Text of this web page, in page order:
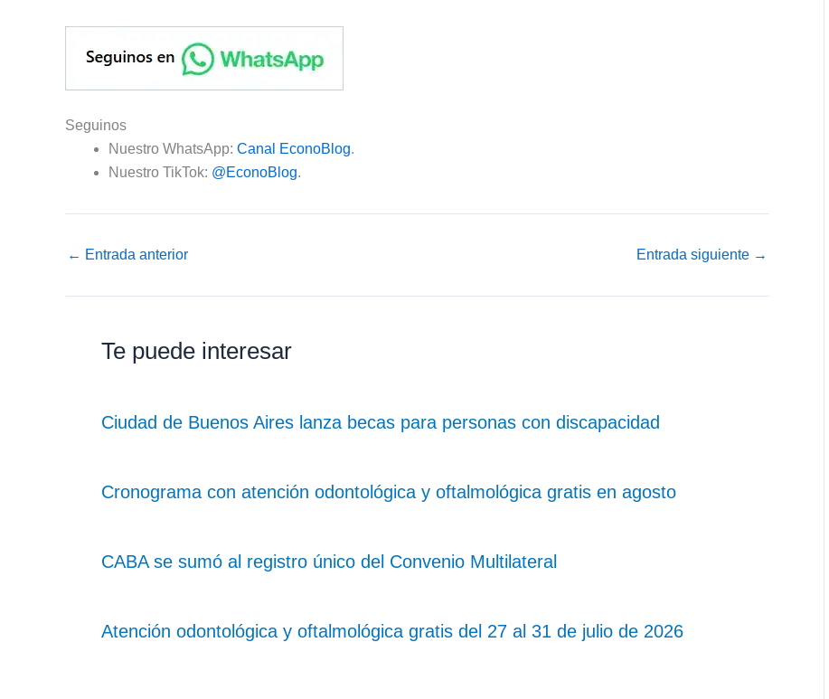
Seguinos
Nuestro WhatsApp: Canal EconoBlog.
Nuestro TikTok: @EconoBlog.
← Entrada anterior Entrada siguiente →
Te puede interesar
Ciudad de Buenos Aires lanza becas para personas con discapacidad
Cronograma con atención odontológica y oftalmológica gratis en agosto
CABA se sumó al registro único del Convenio Multilateral
Atención odontológica y oftalmológica gratis del 27 al 31 de julio de 2026